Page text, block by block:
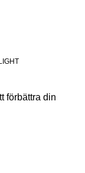
förbättra din